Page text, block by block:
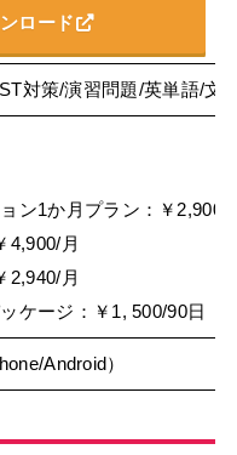
ロード
対策/演習問題/英単語/文
ン1か月プラン：￥2,900/
4,900/月
2,940/月
ケージ：￥1, 500/90日
Android）